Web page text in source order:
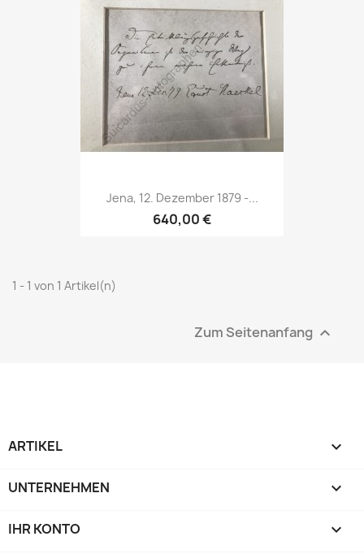
Jena, 12. Dezember 1879 -...
640,00 €
1 - 1 von 1 Artikel(n)
Zum Seitenanfang 
ARTIKEL 
UNTERNEHMEN 
IHR KONTO 